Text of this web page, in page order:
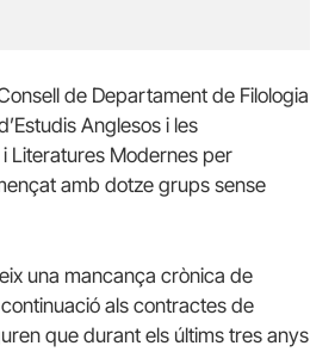
de Departament de Filologia
Anglesos i les
Literatures Modernes per
amb dotze grups sense
una mancança crònica de
als contractes de
que durant els últims tres anys